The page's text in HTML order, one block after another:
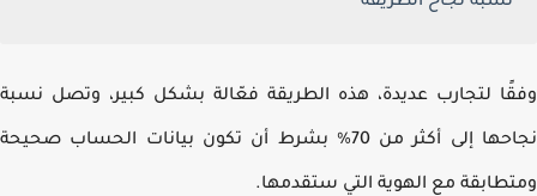
لتجارب عديدة، هذه الطريقة فعّالة بشكل كبير، وتصل نسبة
نجاحها إلى أكثر من 70% بشرط أن تكون بيانات الحساب صحيحة
مع الهوية التي ستقدمها.